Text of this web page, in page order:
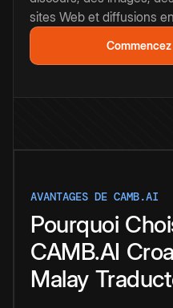
sites Web et diffusions
AVANTAGES DE CAMB.AI
Pourquoi
CAMB.AI
Malay